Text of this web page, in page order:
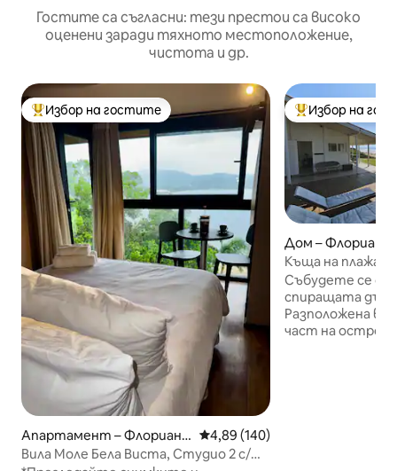
Гостите са съгласни: тези престои са високо
оценени заради тяхното местоположение,
чистота и др.
Най-популярен избор на гостите
Избор на гостите
Апартамент – Флориано
полис
Средна оценка: 4,89 от 5,
4,89 (140)
Вила Моле Бела Виста, Студио 2 с/
Най-популярен
Избор на
Дом –
Къща на плажа
Събудете се от
спиращата дъха
Разположена в
част на